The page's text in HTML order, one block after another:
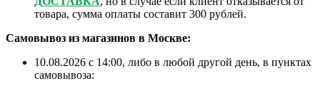
товара, сумма оплаты составит 300 рублей.
Самовывоз из магазинов в Москве:
10.08.2026 с 14:00, либо в любой другой день, в пунктах
самовывоза: